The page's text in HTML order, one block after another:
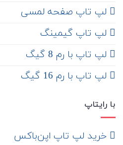
لپ تاپ صفحه لمسی
لپ تاپ گیمینگ
لپ تاپ با رم 8 گیگ
لپ تاپ با رم 16 گیگ
با رایتاپ
‌ خرید لپ تاپ اپن‌باکس